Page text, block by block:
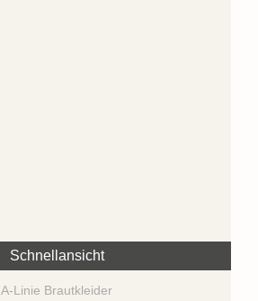
Schnellansicht
A-Linie Brautkleider